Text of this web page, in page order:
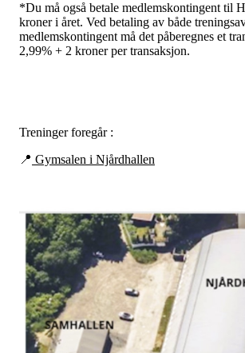
*Du må også betale medlemskontingent til
kroner i året. Ved betaling av både
medlemskontingent må det påberegnes et
2,99% + 2 kroner per transaksjon.
Treninger foregår :
📍 Gymsalen i Njårdhallen